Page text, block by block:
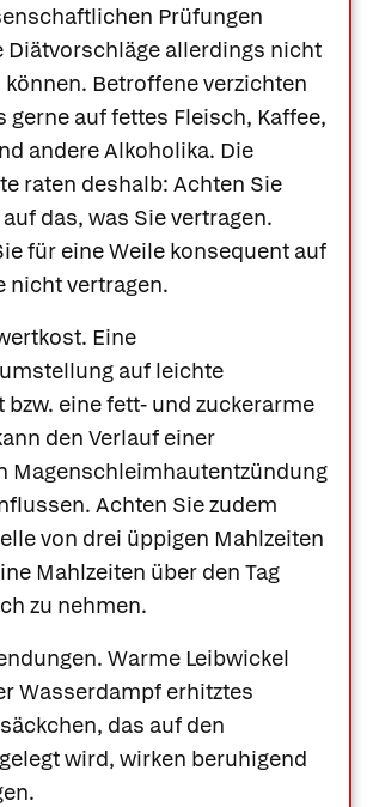
Prüfungen
Diätvorschläge allerdings nicht
Betroffene verzichten
gerne auf fettes Fleisch, Kaffee,
andere Alkoholika. Die
raten deshalb: Achten Sie
das, was Sie vertragen.
für eine Weile konsequent auf
nicht vertragen.
Eine
auf leichte
bzw. eine fett- und zuckerarme
den Verlauf einer
Magenschleimhautentzündung
Achten Sie zudem
von drei üppigen Mahlzeiten
Mahlzeiten über den Tag
zu nehmen.
Warme Leibwickel
Wasserdampf erhitztes
das auf den
wird, wirken beruhigend